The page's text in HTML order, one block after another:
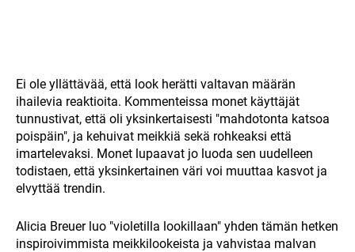
Ei ole yllättävää, että look herätti valtavan määrän
ihailevia reaktioita. Kommenteissa monet käyttäjät
tunnustivat, että oli yksinkertaisesti "mahdotonta katsoa
poispäin", ja kehuivat meikkiä sekä rohkeaksi että
imartelevaksi. Monet lupaavat jo luoda sen uudelleen
todistaen, että yksinkertainen väri voi muuttaa kasvot ja
elvyttää trendin.
Alicia Breuer luo "violetilla lookillaan" yhden tämän hetken
inspiroivimmista meikkilookeista ja vahvistaa malvan